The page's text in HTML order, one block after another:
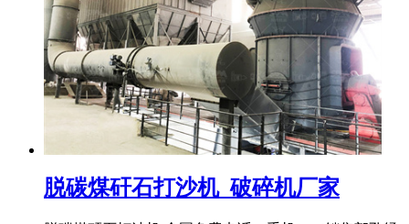
脱碳煤矸石打沙机_破碎机厂家